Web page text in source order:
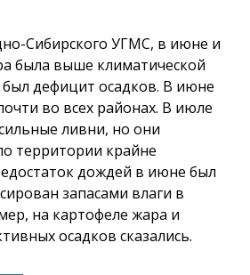
Сибирского УГМС, в июне и
была выше климатической
дефицит осадков. В июне
во всех районах. В июле
ливни, но они
территории крайне
дождей в июне был
запасами влаги в
на картофеле жара и
осадков сказались.